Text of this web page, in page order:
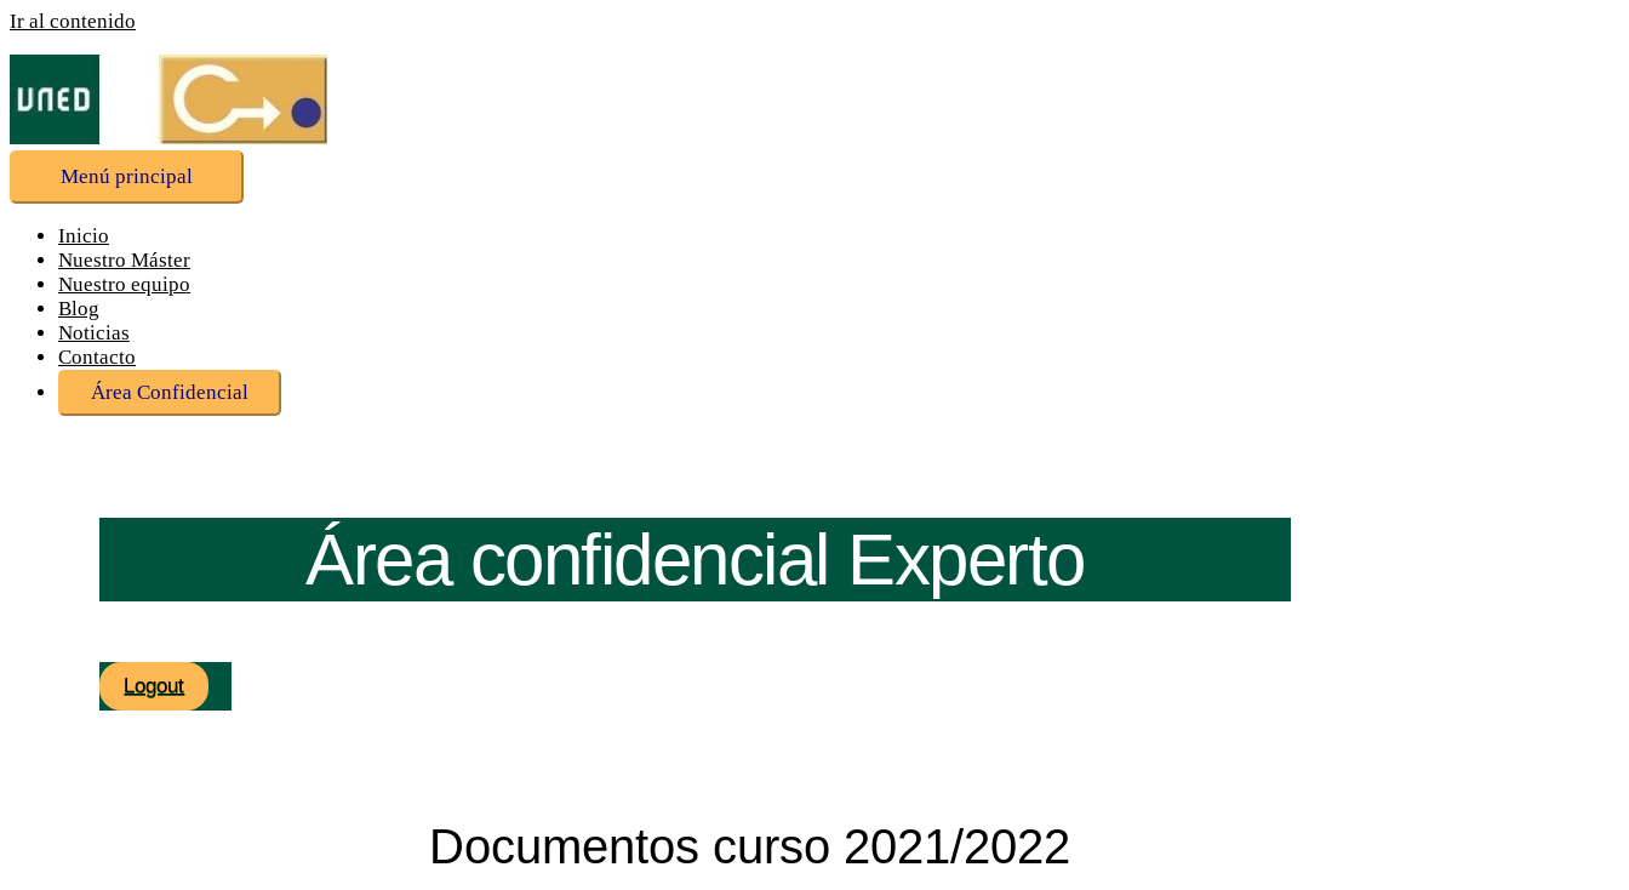
Ir al contenido
Menú principal
Inicio
Nuestro Máster
Nuestro equipo
Blog
Noticias
Contacto
Área Confidencial
Área confidencial Experto
Logout
Documentos curso 2021/2022